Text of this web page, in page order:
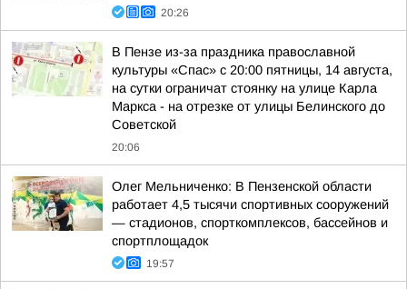
20:26
В Пензе из-за праздника православной
культуры «Спас» с 20:00 пятницы, 14 августа,
на сутки ограничат стоянку на улице Карла
Маркса - на отрезке от улицы Белинского до
Советской
20:06
Олег Мельниченко: В Пензенской области
работает 4,5 тысячи спортивных сооружений
— стадионов, спорткомплексов, бассейнов и
спортплощадок
19:57